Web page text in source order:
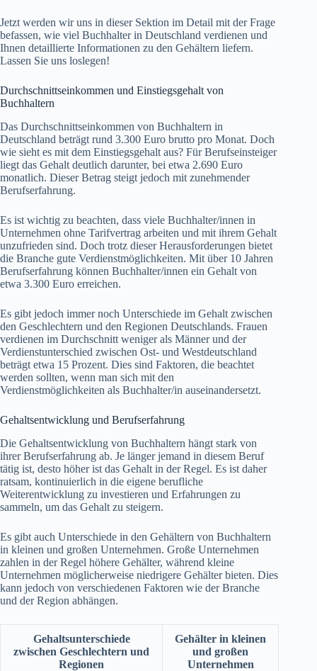
Jetzt werden wir uns in dieser Sektion im Detail mit der Frage
befassen, wie viel Buchhalter in Deutschland verdienen und
Ihnen detaillierte Informationen zu den Gehältern liefern.
Lassen Sie uns loslegen!
Durchschnittseinkommen und Einstiegsgehalt von
Buchhaltern
Das Durchschnittseinkommen von Buchhaltern in
Deutschland beträgt rund 3.300 Euro brutto pro Monat. Doch
wie sieht es mit dem Einstiegsgehalt aus? Für Berufseinsteiger
liegt das Gehalt deutlich darunter, bei etwa 2.690 Euro
monatlich. Dieser Betrag steigt jedoch mit zunehmender
Berufserfahrung.
Es ist wichtig zu beachten, dass viele Buchhalter/innen in
Unternehmen ohne Tarifvertrag arbeiten und mit ihrem Gehalt
unzufrieden sind. Doch trotz dieser Herausforderungen bietet
die Branche gute Verdienstmöglichkeiten. Mit über 10 Jahren
Berufserfahrung können Buchhalter/innen ein Gehalt von
etwa 3.300 Euro erreichen.
Es gibt jedoch immer noch Unterschiede im Gehalt zwischen
den Geschlechtern und den Regionen Deutschlands. Frauen
verdienen im Durchschnitt weniger als Männer und der
Verdienstunterschied zwischen Ost- und Westdeutschland
beträgt etwa 15 Prozent. Dies sind Faktoren, die beachtet
werden sollten, wenn man sich mit den
Verdienstmöglichkeiten als Buchhalter/in auseinandersetzt.
Gehaltsentwicklung und Berufserfahrung
Die Gehaltsentwicklung von Buchhaltern hängt stark von
ihrer Berufserfahrung ab. Je länger jemand in diesem Beruf
tätig ist, desto höher ist das Gehalt in der Regel. Es ist daher
ratsam, kontinuierlich in die eigene berufliche
Weiterentwicklung zu investieren und Erfahrungen zu
sammeln, um das Gehalt zu steigern.
Es gibt auch Unterschiede in den Gehältern von Buchhaltern
in kleinen und großen Unternehmen. Große Unternehmen
zahlen in der Regel höhere Gehälter, während kleine
Unternehmen möglicherweise niedrigere Gehälter bieten. Dies
kann jedoch von verschiedenen Faktoren wie der Branche
und der Region abhängen.
Gehaltsunterschiede
zwischen Geschlechtern und
Regionen
Gehälter in kleinen
und großen
Unternehmen